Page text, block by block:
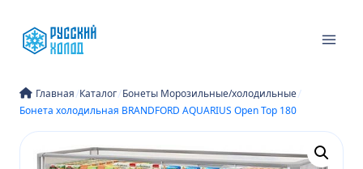
содержимому
Главная/Каталог/Бонеты Морозильные/холодильные/
Бонета холодильная BRANDFORD AQUARIUS Open Top 180